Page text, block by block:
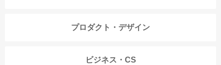
プロダクト・デザイン
ビジネス・CS